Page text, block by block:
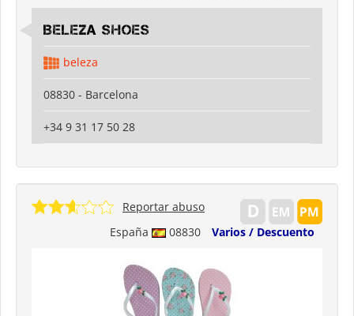
Beleza shoes
beleza
08830 - Barcelona
+34 9 31 17 50 28
España 08830 Varios / Descuento
Reportar abuso